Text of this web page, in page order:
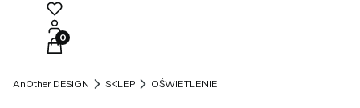
Produkty w koszyku: 0. Zobacz szczegóły
AnOther DESIGN SKLEP OŚWIETLENIE